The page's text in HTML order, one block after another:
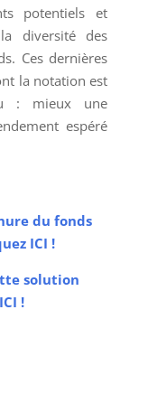
potentiels et
diversité des
Ces dernières
la notation est
: mieux une
espéré
du fonds
ICI !
solution
!